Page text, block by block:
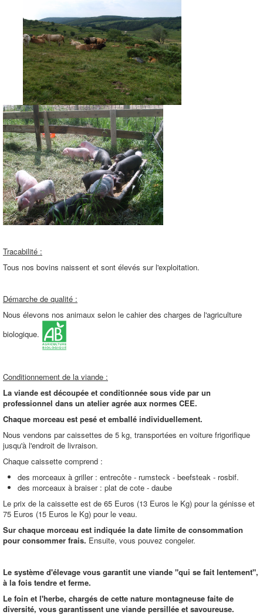
Tracabilité :
Tous nos bovins naissent et sont élevés sur l'exploitation.
Démarche de qualité :
Nous élevons nos animaux selon le cahier des charges de l'agriculture
biologique.
Conditionnement de la viande :
La viande est découpée et conditionnée sous vide par un
professionnel dans un atelier agrée aux normes CEE.
Chaque morceau est pesé et emballé individuellement.
Nous vendons par caissettes de 5 kg, transportées en voiture frigorifique
jusqu'à l'endroit de livraison.
Chaque caissette comprend :
des morceaux à griller : entrecôte - rumsteck - beefsteak - rosbif.
des morceaux à braiser : plat de cote - daube
Le prix de la caissette est de 65 Euros (13 Euros le Kg) pour la génisse et
75 Euros (15 Euros le Kg) pour le veau.
Sur chaque morceau est indiquée la date limite de consommation
pour consommer frais. Ensuite, vous pouvez congeler.
Le système d'élevage vous garantit une viande "qui se fait lentement",
à la fois tendre et ferme.
Le foin et l'herbe, chargés de cette nature montagneuse faite de
diversité, vous garantissent une viande persillée et savoureuse.